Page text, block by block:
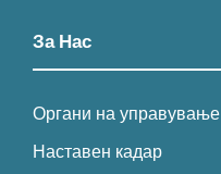
За Нас
Органи на управување
Наставен кадар